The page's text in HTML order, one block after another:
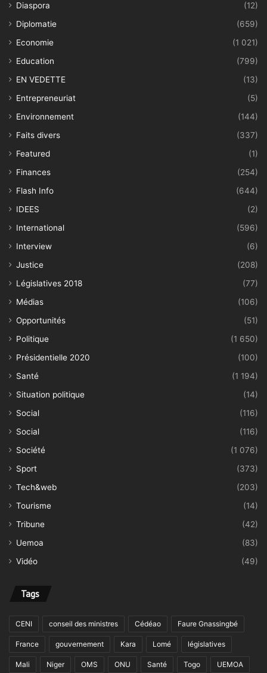
Diaspora
(12)
Diplomatie
(659)
Economie
(1 021)
Education
(799)
EN VEDETTE
(13)
Entrepreneuriat
(5)
Environnement
(144)
Faits divers
(337)
Featured
(1)
Finances
(254)
Flash Info
(644)
IDEES
(2)
International
(596)
Interview
(6)
Justice
(208)
Législatives 2018
(77)
Médias
(106)
Opportunités
(51)
Politique
(1 650)
Présidentielle 2020
(100)
Santé
(1 194)
Situation politique
(14)
Social
(116)
Social
(116)
Société
(1 076)
Sport
(373)
Tech&web
(203)
Tourisme
(14)
Tribune
(42)
Uemoa
(83)
Vidéo
(49)
Tags
CENI conseil des ministres Cédéao Faure Gnassingbé
France gouvernement Kara Lomé législatives
Mali Niger OMS ONU Santé Togo UEMOA